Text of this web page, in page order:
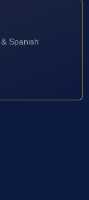
Spanish